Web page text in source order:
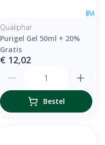
Qualiphar
Purigel Gel 50ml + 20%
Gratis
€ 12,02
Bestel